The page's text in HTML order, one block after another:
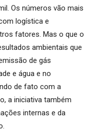
Os números vão mais
logística e
fatores. Mas o que o
ambientais que
de gás
e água e no
de fato com a
a iniciativa também
internas e da